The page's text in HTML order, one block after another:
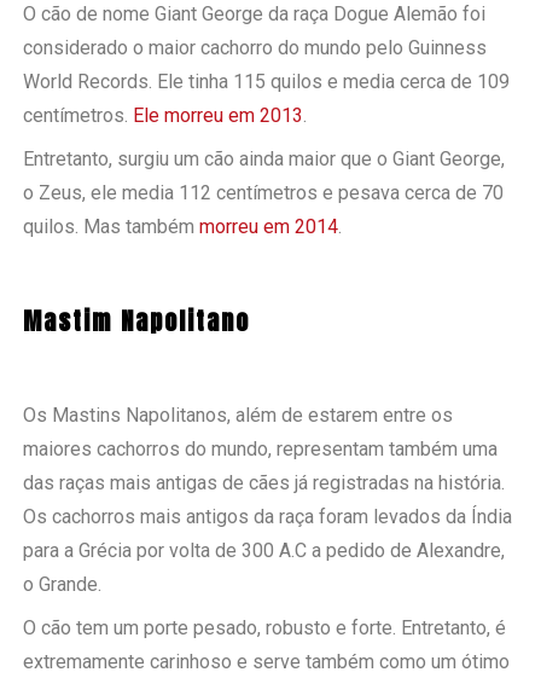
O cão de nome Giant George da raça Dogue Alemão foi
considerado o maior cachorro do mundo pelo Guinness
World Records. Ele tinha 115 quilos e media cerca de 109
centímetros. Ele morreu em 2013
Entretanto, surgiu um cão ainda maior que o Giant George,
o Zeus, ele media 112 centímetros e pesava cerca de 70
quilos. Mas tambémmorreu em 2014
Mastim Napolitano
Os Mastins Napolitanos, além de estarem entre os
maiores cachorros do mundo, representam também uma
das raças mais antigas de cães já registradas na história.
Os cachorros mais antigos da raça foram levados da Índia
para a Grécia por volta de 300 A.C a pedido de Alexandre,
o Grande.
O cão tem um porte pesado, robusto e forte. Entretanto, é
extremamente carinhoso e serve também como um ótimo